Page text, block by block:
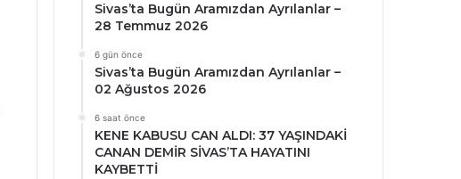
Sivas’ta Bugün Aramızdan Ayrılanlar –
28 Temmuz 2026
6 gün önce
Sivas’ta Bugün Aramızdan Ayrılanlar –
02 Ağustos 2026
6 saat önce
KENE KABUSU CAN ALDI: 37 YAŞINDAKİ
CANAN DEMİR SİVAS’TA HAYATINI
KAYBETTİ